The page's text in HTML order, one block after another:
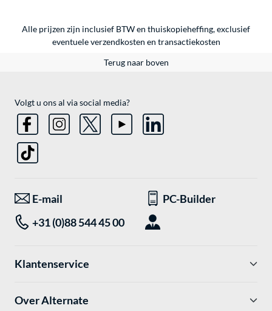
Alle prijzen zijn inclusief BTW en thuiskopieheffing, exclusief
eventueleverzendkosten en transactiekosten
Terug naar boven
Volgt u ons al via social media?
E-mail
PC-Builder
+31 (0)88 544 45 00
Klantenservice
Over Alternate